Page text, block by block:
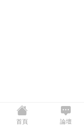
首頁 論壇